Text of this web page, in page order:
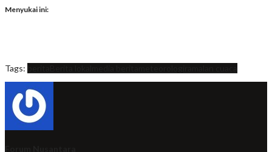
Menyukai ini:
Tags: